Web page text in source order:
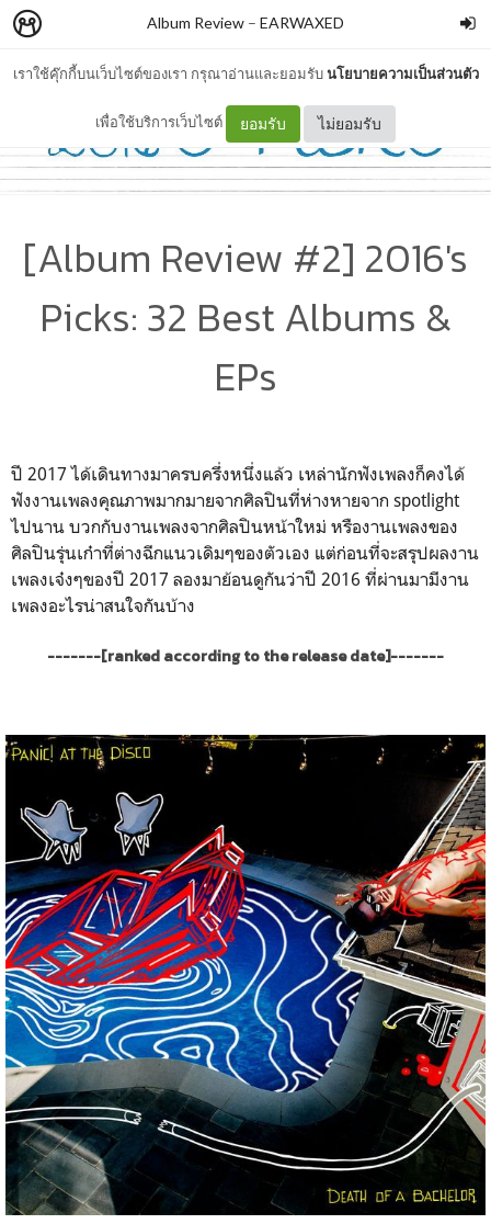
เราใช้คุ๊กกี้บนเว็บไซต์ของเรา กรุณาอ่านและยอมรับนโยบายความเป็นส่วนตัว
เพื่อใช้บริการเว็บไซต์ ยอมรับ ไม่ยอมรับ
Album Review – EARWAXED
[Album Review #2] 2016's
Picks: 32 Best Albums &
EPs
ปี 2017 ได้เดินทางมาครบครึ่งหนึ่งแล้ว เหล่านักฟังเพลงก็คงได้
ฟังงานเพลงคุณภาพมากมายจากศิลปินที่ห่างหายจาก spotlight
ไปนาน บวกกับงานเพลงจากศิลปินหน้าใหม่ หรืองานเพลงของ
ศิลปินรุ่นเก๋าที่ต่างฉีกแนวเดิมๆของตัวเอง แต่ก่อนที่จะสรุปผลงาน
เพลงเจ๋งๆของปี 2017 ลองมาย้อนดูกันว่าปี 2016 ที่ผ่านมามีงาน
เพลงอะไรน่าสนใจกันบ้าง
-------[ranked according to the release date]-------